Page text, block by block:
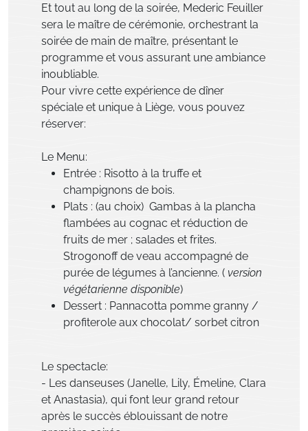
Et tout au long de la soirée, Mederic Feuiller
sera le maître de cérémonie, orchestrant la
soirée de main de maître, présentant le
programme et vous assurant une ambiance
inoubliable.
Pour vivre cette expérience de dîner
spéciale et unique à Liège, vous pouvez
réserver:
Le Menu:
Entrée : Risotto à la truffe et
champignons de bois.
Plats : (au choix) Gambas à la plancha
flambées au cognac et réduction de
fruits de mer ; salades et frites.
Strogonoff de veau accompagné de
purée de légumes à l’ancienne. ( version
végétarienne disponible)
Dessert : Pannacotta pomme granny /
profiterole aux chocolat/ sorbet citron
Le spectacle:
- Les danseuses (Janelle, Lily, Émeline, Clara
et Anastasia), qui font leur grand retour
après le succès éblouissant de notre